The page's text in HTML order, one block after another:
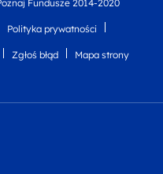
Fundusze 2014-2020
Polityka prywatności
Zgłoś błąd Mapa strony